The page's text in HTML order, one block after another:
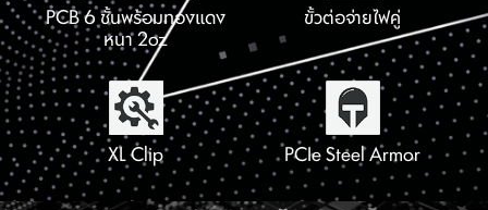
PCB 6 ชั้นพร้อมทองแดง
หนา 2oz
ขั้วต่อจ่ายไฟคู่
XL Clip PCIe Steel Armor
Wi-Fi 6E รุ่นใหม่ล่าสุด Lightning Gen 5
รองรับหน่วยความจำ DDR5 4x PCI-E 4.0 M.2 Slots
รองรับพัดลมแบบปั้ม ฮีทซิงค์พร้อมแผ่นระบาย
ความร้อน 7W/mK